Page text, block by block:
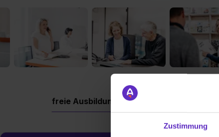
Zustimmung
freie Ausbildungsplätze